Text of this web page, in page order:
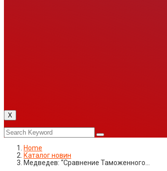
X
Home
Каталог новин
Медведев: “Сравнение Таможенного…